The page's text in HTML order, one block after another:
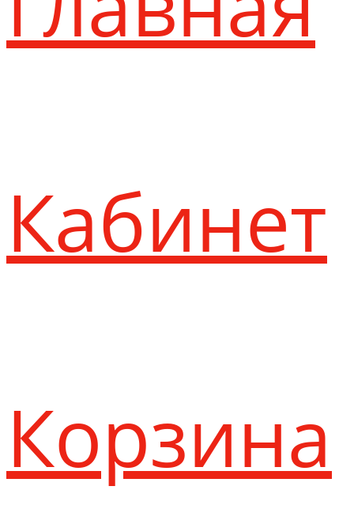
Кабинет
Корзина